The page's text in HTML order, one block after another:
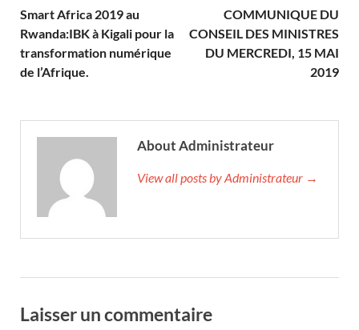
Smart Africa 2019 au
Rwanda:IBK à Kigali pour la
transformation numérique
de l’Afrique.
COMMUNIQUE DU
CONSEIL DES MINISTRES
DU MERCREDI, 15 MAI
2019
About Administrateur
View all posts by Administrateur →
Laisser un commentaire